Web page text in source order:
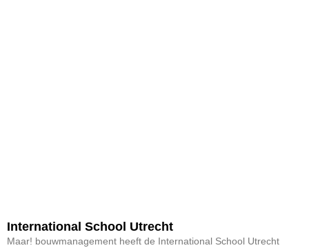
International School Utrecht
Maar! bouwmanagement heeft de International School Utrecht